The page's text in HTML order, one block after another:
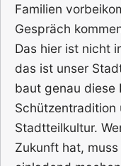
Familien
Gespräch
Das hier ist nicht
das ist unser
baut genau diese
Schützentradition
Stadtteilkultur.
Zukunft hat,